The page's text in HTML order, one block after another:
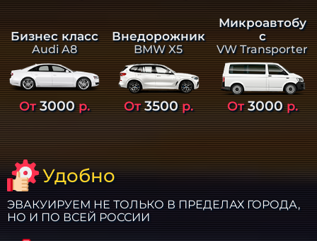
Бизнес класс
Audi A8
От3000р.
Внедорожник
BMW X5
От3500р.
Микроавтобу
с
VW Transporter
От3000р.
Удобно
ЭВАКУИРУЕМ НЕ ТОЛЬКО В ПРЕДЕЛАХ ГОРОДА,
НО И ПО ВСЕЙ РОССИИ